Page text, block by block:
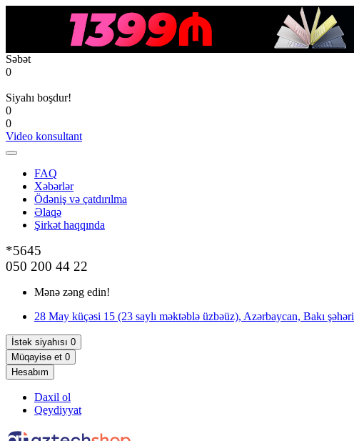
Səbət
0
Siyahı boşdur!
0
0
Video konsultant
FAQ
Xəbərlər
Ödəniş və çatdırılma
Əlaqə
Şirkət haqqında
*5645
050 200 44 22
Mənə zəng edin!
28 May küçəsi 15 (23 saylı məktəblə üzbəüz), Azərbaycan, Bakı şəhəri
İstək siyahısı 0
Müqayisə et 0
Hesabım
Daxil ol
Qeydiyyat